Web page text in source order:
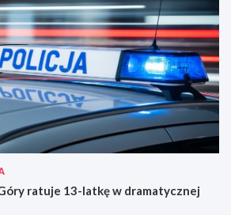
ratuje 13-latkę w dramatycznej